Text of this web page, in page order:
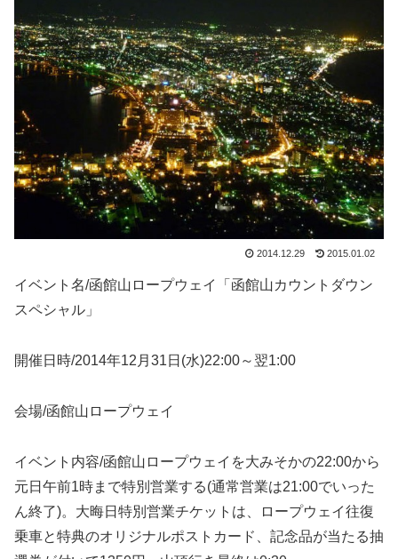
2014.12.29 2015.01.02
イベント名/函館山ロープウェイ「函館山カウントダウン
スペシャル」
開催日時/2014年12月31日(水)22:00～翌1:00
会場/函館山ロープウェイ
イベント内容/函館山ロープウェイを大みそかの22:00から
元日午前1時まで特別営業する(通常営業は21:00でいった
ん終了)。大晦日特別営業チケットは、ロープウェイ往復
乗車と特典のオリジナルポストカード、記念品が当たる抽